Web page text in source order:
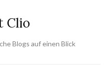
Clio
Blogs auf einen Blick